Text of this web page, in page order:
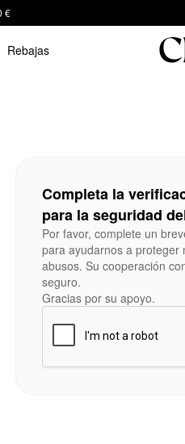
€
Rebajas
Completa la
para la seguridad
Por favor, complete un
para ayudarnos a proteger
abusos. Su cooperación
seguro.
Gracias por su apoyo.